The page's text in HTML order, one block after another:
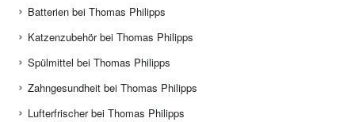
Batterien bei Thomas Philipps
Katzenzubehör bei Thomas Philipps
Spülmittel bei Thomas Philipps
Zahngesundheit bei Thomas Philipps
Lufterfrischer bei Thomas Philipps